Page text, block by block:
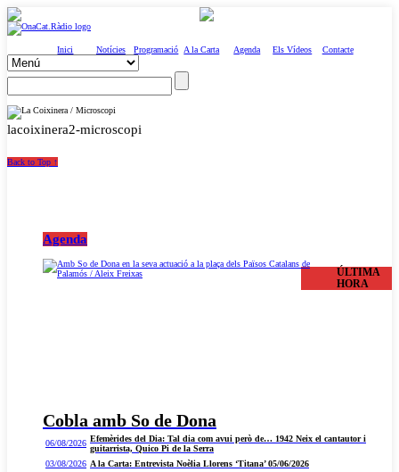
Inici Notícies Programació A la Carta Agenda Els Vídeos Contacte
lacoixinera2-microscopi
Back to Top ↑
Agenda
Cobla amb So de Dona
ÚLTIMA
HORA
06/08/2026 Efemèrides del Dia: Tal dia com avui però de… 1942 Neix el cantautor i
guitarrista, Quico Pi de la Serra
03/08/2026 A la Carta: Entrevista Noèlia Llorens ‘Titana’ 05/06/2026